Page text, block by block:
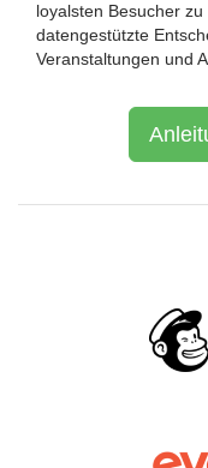
loyalsten Besucher
datengestützte
Veranstaltungen und